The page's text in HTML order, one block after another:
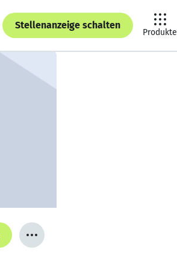
Stellenanzeige schalten
Produkte